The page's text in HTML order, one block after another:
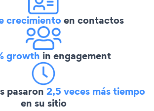
crecimientoen contactos
growth in engagement
pasaron 2,5 veces más tiempo
en su sitio